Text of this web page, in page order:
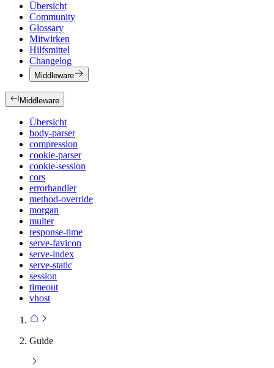
Übersicht
Community
Glossary
Mitwirken
Hilfsmittel
Changelog
Middleware
Middleware
Übersicht
body-parser
compression
cookie-parser
cookie-session
cors
errorhandler
method-override
morgan
multer
response-time
serve-favicon
serve-index
serve-static
session
timeout
vhost
Guide